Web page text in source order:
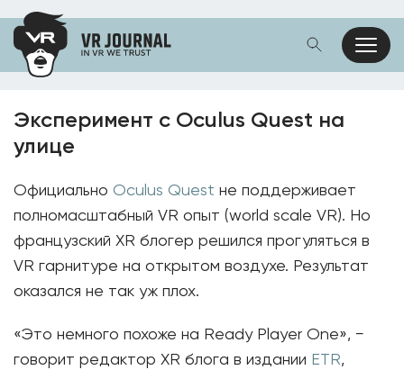
Эксперимент с Oculus Quest на
улице
Официально Oculus Quest не поддерживает
полномасштабный VR опыт (world scale VR). Но
французский XR блогер решился прогуляться в
VR гарнитуре на открытом воздухе. Результат
оказался не так уж плох.
«Это немного похоже на Ready Player One», −
говорит редактор XR блога в издании ETR,